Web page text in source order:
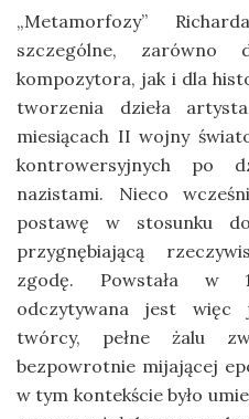
„Metamorfozy”
szczególne, zarówno
kompozytora, jak i dla
tworzenia dzieła
miesiącach II wojny
kontrowersyjnych po
nazistami. Nieco
postawę w stosunku
przygnębiającą
zgodę. Powstała w
odczytywana jest więc
twórcy, pełne żalu
bezpowrotnie mijającej
w tym kontekście było